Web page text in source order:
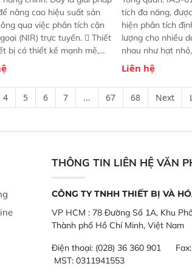
nâng cao hiệu suất sản
qua việc phân tích cận
(NIR) trực tuyến.  Thiết
bị có thiết kế mạnh mẽ,
hóa, hỗ trợ tản nhiệt tăng
và đã qua kiểm tra áp suất
ngặt.  Cam kết: Mang lại
theo dõi thông số theo
tích đa năng,
hiện phân tích
lượng cho nhiều
nhau như hạt
chất lỏng. Thiết bị
kỳ ai cũng có thể
đa thành phần
đơn giản, mọi lúc,
Liên hệ
4 5 6 7 ... 67 68 Next
THÔNG TIN LIÊN HỆ VĂN
CÔNG TY TNHH THIẾT BỊ VÀ
VP HCM : 78 Đường Số 1A, Khu
Thành phố Hồ Chí Minh, Việt Nam
Điện thoại: (028) 36 360 901 Fax:
MST: 0311941553